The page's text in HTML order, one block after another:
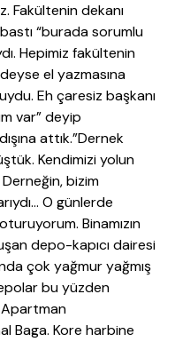
Fakültenin dekanı
bastı “burada sorumlu
Hepimiz fakültenin
el yazmasına
Eh çaresiz başkanı
var” deyip
attık.”Dernek
Kendimizi yolun
bizim
O günlerde
Binamızın
depo-kapıcı dairesi
çok yağmur yağmış
bu yüzden
Apartman
Baga. Kore harbine